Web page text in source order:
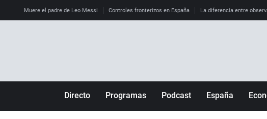
Muere el padre de Leo Messi Controles fronterizos en España La diferencia entre
Directo Programas Podcast España